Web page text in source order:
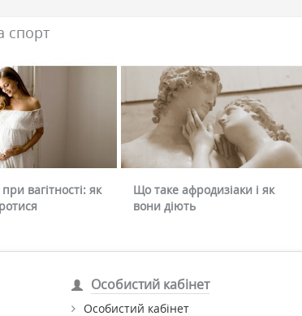
спорт
вагітності: як
Що таке афродизіаки і як
вони діють
Особистий кабінет
Особистий кабінет